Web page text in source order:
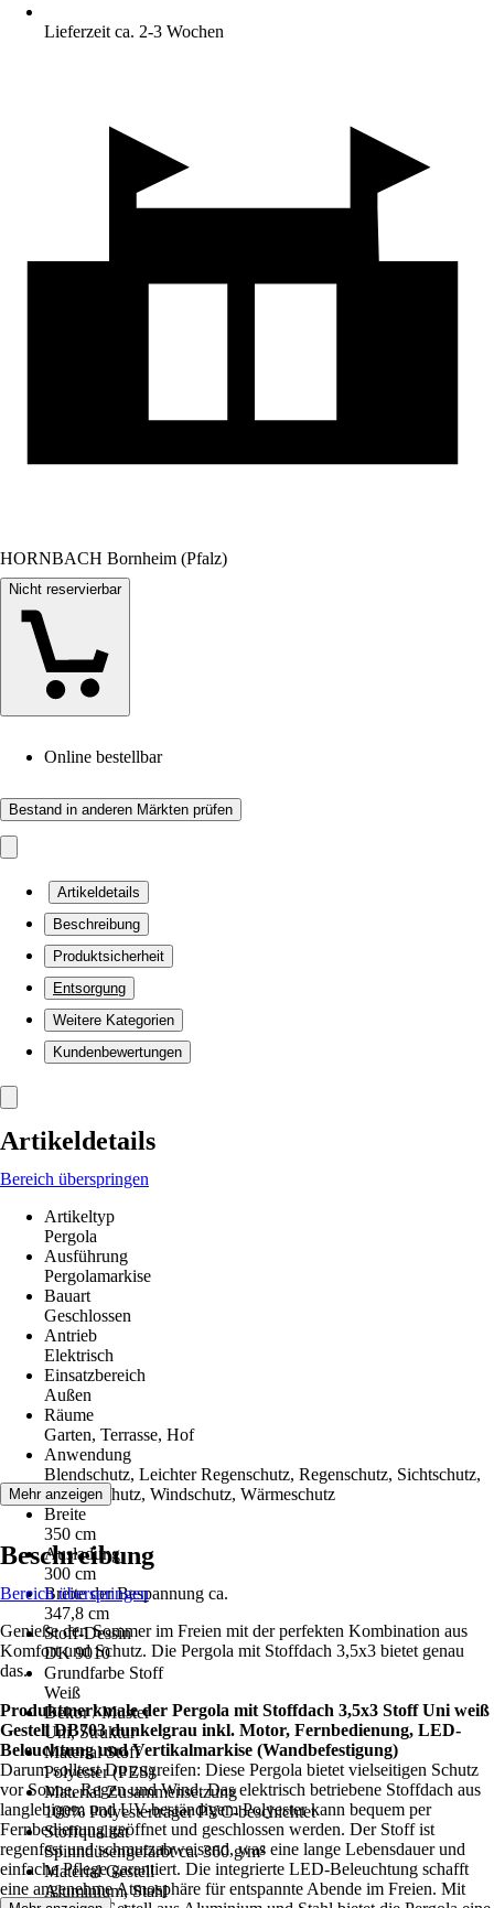
Lieferzeit ca. 2-3 Wochen
HORNBACH Bornheim (Pfalz)
Nicht reservierbar
Online bestellbar
Bestand in anderen Märkten prüfen
Artikeldetails
Beschreibung
Produktsicherheit
Entsorgung
Weitere Kategorien
Kundenbewertungen
Artikeldetails
Bereich überspringen
Artikeltyp
Pergola
Ausführung
Pergolamarkise
Bauart
Geschlossen
Antrieb
Elektrisch
Einsatzbereich
Außen
Räume
Garten, Terrasse, Hof
Anwendung
Blendschutz, Leichter Regenschutz, Regenschutz, Sichtschutz,
Sonnenschutz, Windschutz, Wärmeschutz
Breite
350 cm
Ausladung
300 cm
Breite der Bespannung ca.
347,8 cm
Stoff-Dessin
DK 9010
Grundfarbe Stoff
Weiß
Dekor / Muster
Uni, Struktur
Material Stoff
Polyester (PES)
Material-Zusammensetzung
100% Polyesterträger PVC-beschichtet
Stoffqualität
Spinndüsengefärbt ca. 360 g/m²
Material Gestell
Aluminium, Stahl
Mehr anzeigen
Beschreibung
Bereich überspringen
Genieße den Sommer im Freien mit der perfekten Kombination aus
Komfort und Schutz. Die Pergola mit Stoffdach 3,5x3 bietet genau
das.
Produktmerkmale der Pergola mit Stoffdach 3,5x3 Stoff Uni weiß
Gestell DB703 dunkelgrau inkl. Motor, Fernbedienung, LED-
Beleuchtung und Vertikalmarkise (Wandbefestigung)
Darum solltest Du zugreifen: Diese Pergola bietet vielseitigen Schutz
vor Sonne, Regen und Wind. Das elektrisch betriebene Stoffdach aus
langlebigem und UV-beständigem Polyester kann bequem per
Fernbedienung geöffnet und geschlossen werden. Der Stoff ist
regenfest und schmutzabweisend, was eine lange Lebensdauer und
einfache Pflege garantiert. Die integrierte LED-Beleuchtung schafft
eine angenehme Atmosphäre für entspannte Abende im Freien. Mit